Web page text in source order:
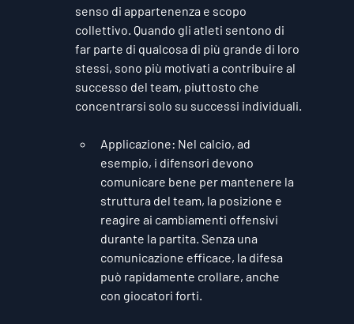
senso di appartenenza e scopo
collettivo. Quando gli atleti sentono di
far parte di qualcosa di più grande di loro
stessi, sono più motivati a contribuire al
successo del team, piuttosto che
concentrarsi solo su successi individuali.
Applicazione: Nel calcio, ad
esempio, i difensori devono
comunicare bene per mantenere la
struttura del team, la posizione e
reagire ai cambiamenti offensivi
durante la partita. Senza una
comunicazione efficace, la difesa
può rapidamente crollare, anche
con giocatori forti.